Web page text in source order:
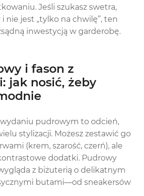
Jeśli szukasz swetra,
nie jest „tylko na chwilę”, ten
inwestycją w garderobę.
i fason z
jak nosić, żeby
pudrowym to odcień,
stylizacji. Możesz zestawić go
(krem, szarość, czerń), ale
dodatki. Pudrowy
z biżuterią o delikatnym
butami—od sneakersów